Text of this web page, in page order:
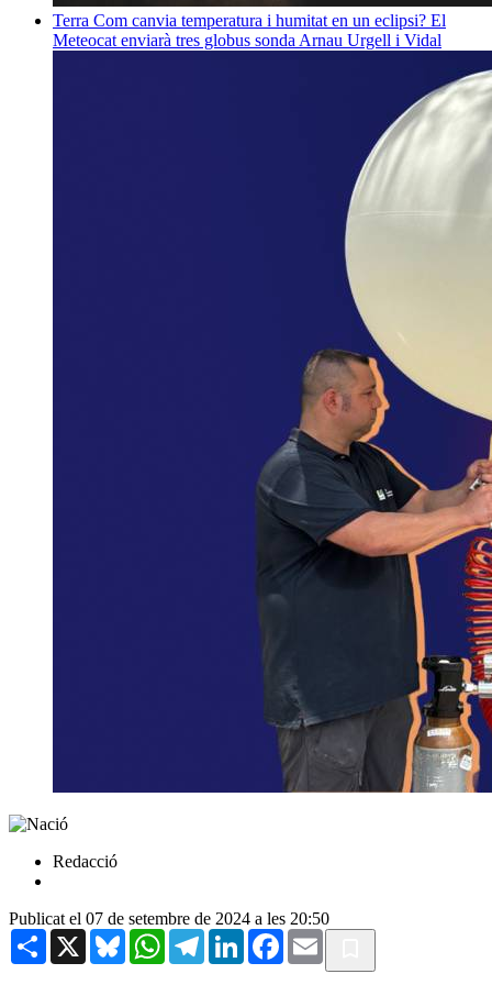
Terra Com canvia temperatura i humitat en un eclipsi? El
Meteocat enviarà tres globus sonda Arnau Urgell i Vidal
Redacció
Publicat el 07 de setembre de 2024 a les 20:50
Share X BlueskyWhatsAppTelegramLinkedInFacebook
Email